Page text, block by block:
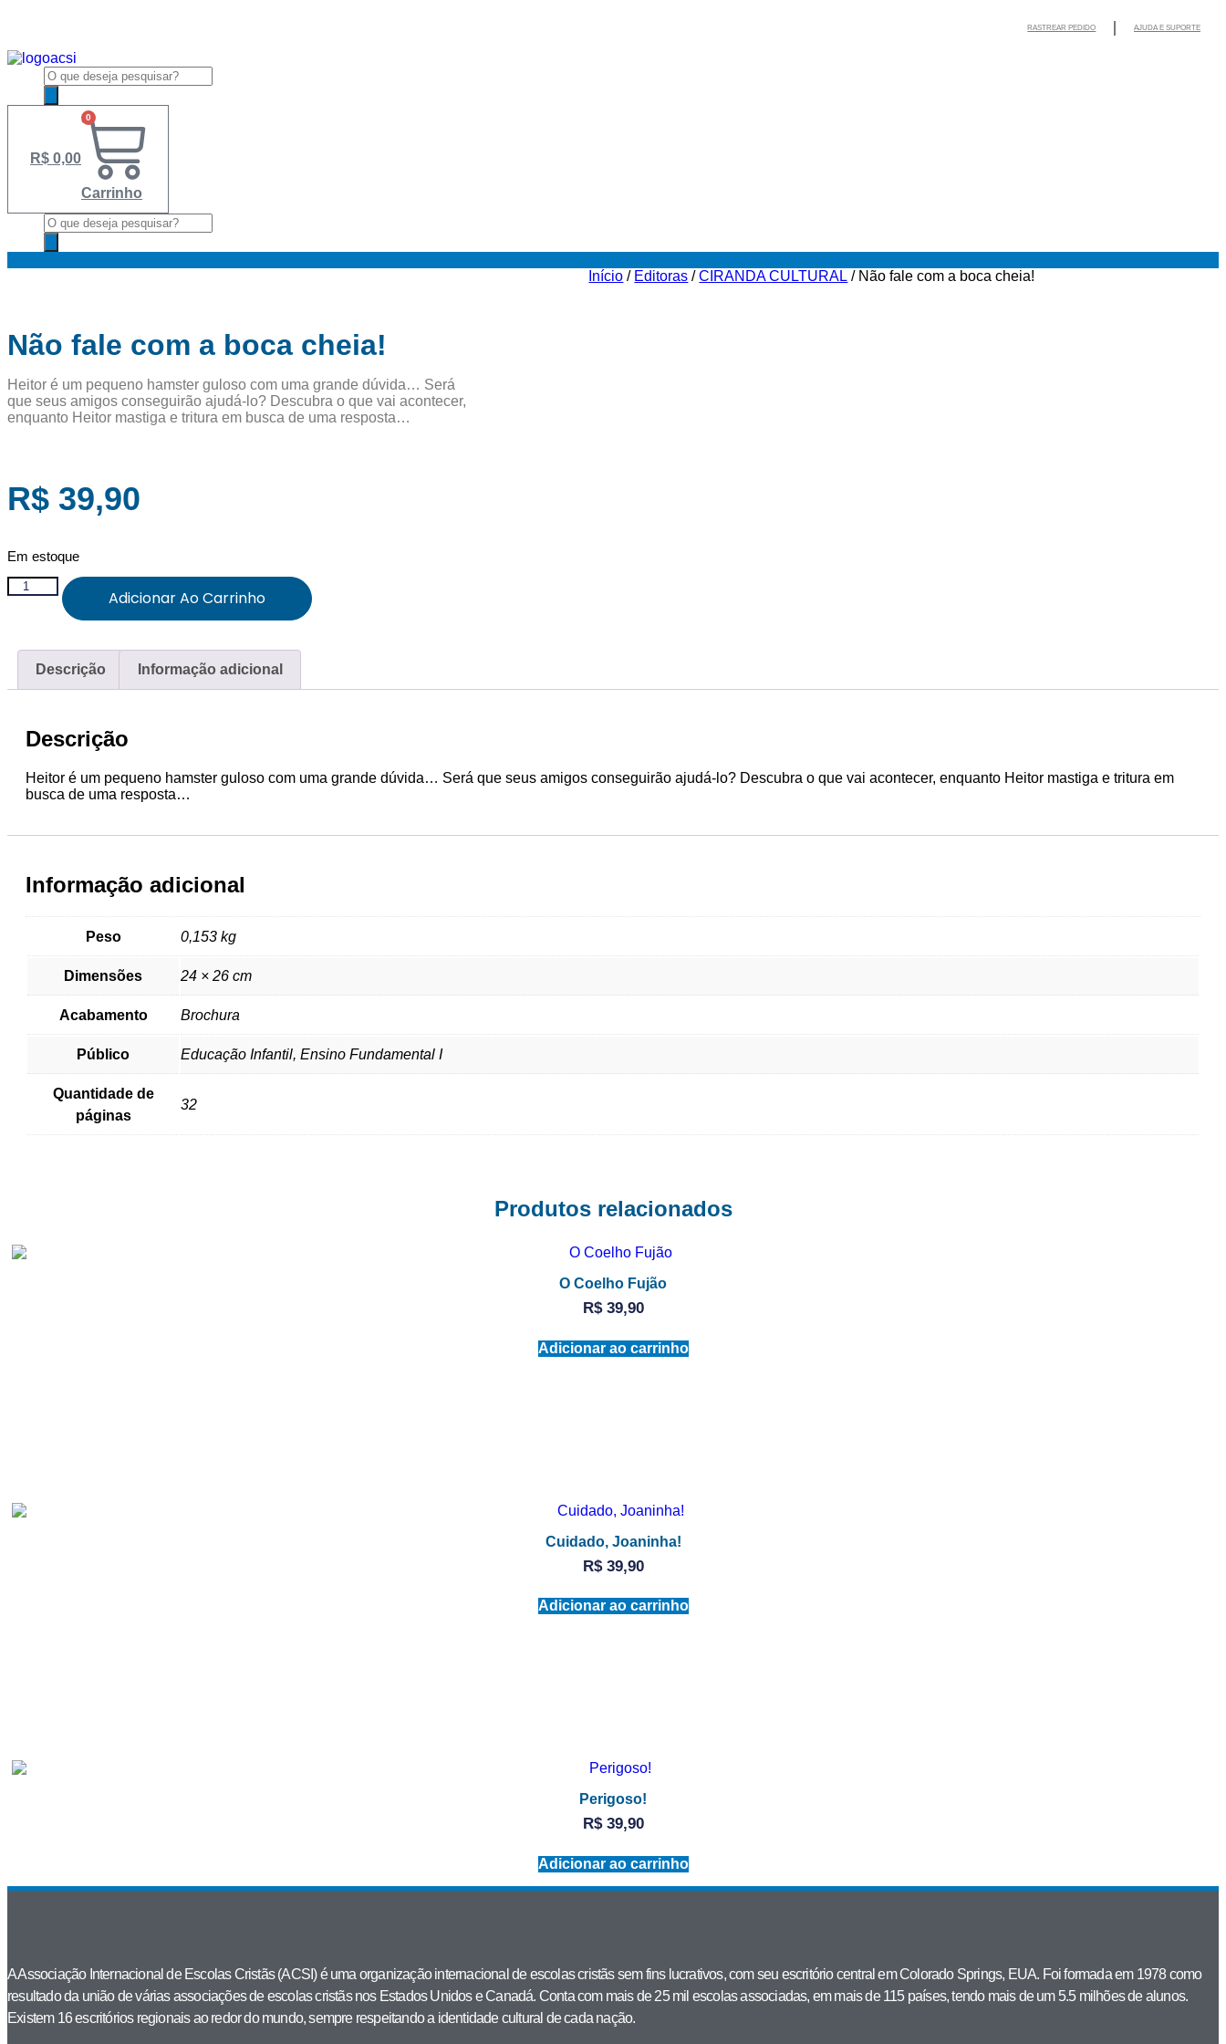
o
conteúdo
RASTREAR PEDIDO AJUDA E SUPORTE
Pesquisar
produtos
R$ 0,00
0
Carrinho
Pesquisar
produtos
Início / Editoras /CIRANDA CULTURAL / Não fale com a boca cheia!
Não fale com a boca cheia!
Heitor é um pequeno hamster guloso com uma grande dúvida… Será
que seus amigos conseguirão ajudá-lo? Descubra o que vai acontecer,
enquanto Heitor mastiga e tritura em busca de uma resposta…
R$ 39,90
Em estoque
Não
fale
boca
cheia!
Adicionar Ao Carrinho
Descrição Informação adicional
Descrição
Heitor é um pequeno hamster guloso com uma grande dúvida… Será que seus amigos conseguirão ajudá-lo? Descubra o que vai acontecer, enquanto Heitor mastiga e tritura em
busca de uma resposta…
Informação adicional
Peso 0,153 kg
Dimensões 24 × 26 cm
Acabamento Brochura
Público Educação Infantil, Ensino Fundamental I
Quantidade de
páginas
32
Produtos relacionados
O Coelho Fujão
R$39,90
Adicionar ao carrinho
Cuidado, Joaninha!
R$39,90
Adicionar ao carrinho
Perigoso!
R$39,90
Adicionar ao carrinho
A Associação Internacional de Escolas Cristãs (ACSI) é uma organização internacional de escolas cristãs sem fins lucrativos, com seu escritório central em Colorado Springs, EUA. Foi formada em 1978 como
resultado da união de várias associações de escolas cristãs nos Estados Unidos e Canadá. Conta com mais de 25 mil escolas associadas, em mais de 115 países, tendo mais de um 5.5 milhões de alunos.
Existem 16 escritórios regionais ao redor do mundo, sempre respeitando a identidade cultural de cada nação.